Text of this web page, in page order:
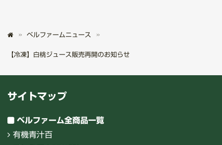
ベルファームニュース
【冷凍】白桃ジュース販売再開のお知らせ
サイトマップ
ベルファーム全商品一覧
有機青汁百